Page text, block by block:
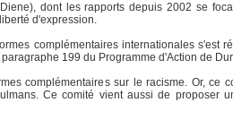
dont les rapports depuis 2002 se
d'expression.
complémentaires internationales s'est
199 du Programme d'Action de
complémentaires sur le racisme. Or, ce
Ce comité vient aussi de proposer